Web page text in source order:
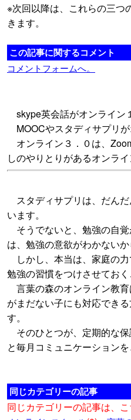
※次回以降は、これらの三つ
きます。
この記事に関するコメント
コメントフォームへ。
skype英会話がオンライン
MOOCやスタディサプリが
オンライン３．０は、
しのやりとりがあるオンラ
スタディサプリは、だん
います。
そうでないと、勉強の自
は、勉強の意欲がわかないか
しかし、本当は、家庭の
勉強の習慣をつけさせておく
言葉の森のオンライン教
がまだない子にも対応でき
す。
そのひとつが、定期的な
と毎月コミュニケーションを
同じカテゴリーの記事
同じカテゴリーの記事は、こ